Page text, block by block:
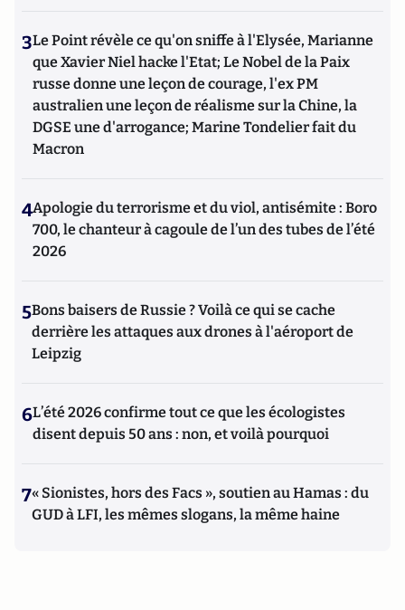
3Le Point révèle ce qu'on sniffe à l'Elysée, Marianne
que Xavier Niel hacke l'Etat; Le Nobel de la Paix
russe donne une leçon de courage, l'ex PM
australien une leçon de réalisme sur la Chine, la
DGSE une d'arrogance; Marine Tondelier fait du
Macron
4Apologie du terrorisme et du viol, antisémite : Boro
700, le chanteur à cagoule de l’un des tubes de l’été
2026
5Bons baisers de Russie ? Voilà ce qui se cache
derrière les attaques aux drones à l'aéroport de
Leipzig
6L’été 2026 confirme tout ce que les écologistes
disent depuis 50 ans : non, et voilà pourquoi
7« Sionistes, hors des Facs », soutien au Hamas : du
GUD à LFI, les mêmes slogans, la même haine